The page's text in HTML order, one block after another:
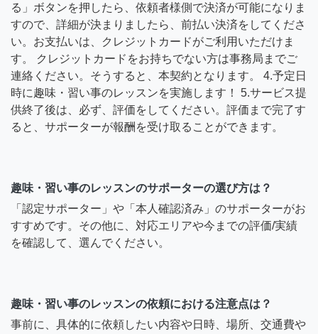
る」ボタンを押したら、依頼者様側で決済が可能になりま
すので、詳細が決まりましたら、前払い決済をしてくださ
い。お支払いは、クレジットカードがご利用いただけま
す。 クレジットカードをお持ちでない方は事務局までご
連絡ください。そうすると、本契約となります。 4.予定日
時に趣味・習い事のレッスンを実施します！ 5.サービス提
供終了後は、必ず、評価をしてください。評価まで完了す
ると、サポーターが報酬を受け取ることができます。
趣味・習い事のレッスンのサポーターの選び方は？
「認定サポーター」や「本人確認済み」のサポーターがお
すすめです。その他に、対応エリアや今までの評価/実績
を確認して、選んでください。
趣味・習い事のレッスンの依頼における注意点は？
事前に、具体的に依頼したい内容や日時、場所、交通費や